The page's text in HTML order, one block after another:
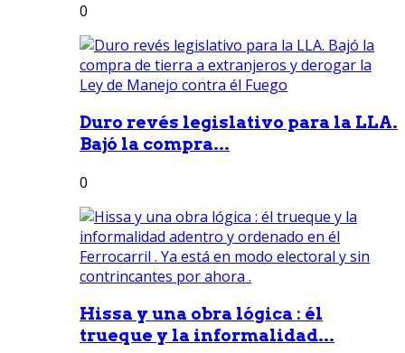
0
Duro revés legislativo para la LLA.
Bajó la compra...
0
Hissa y una obra lógica : él
trueque y la informalidad...